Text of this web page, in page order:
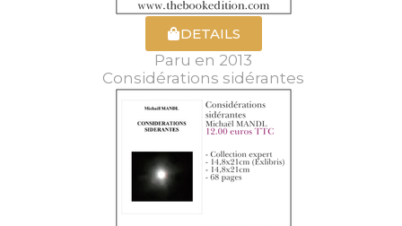
DETAILS
Paru en 2013
Considérations sidérantes